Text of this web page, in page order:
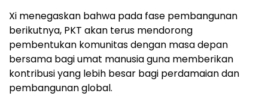
Xi menegaskan bahwa pada fase pembangunan
berikutnya, PKT akan terus mendorong
pembentukan komunitas dengan masa depan
bersama bagi umat manusia guna memberikan
kontribusi yang lebih besar bagi perdamaian dan
pembangunan global.